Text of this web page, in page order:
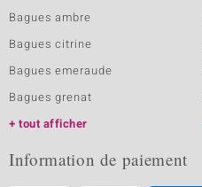
Bagues ambre
Bagues citrine
Bagues emeraude
Bagues grenat
tout afficher
Information de paiement